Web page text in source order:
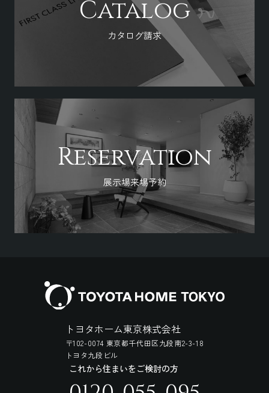
Catalog
カタログ請求
Reservation
展示場来場予約
トヨタホーム東京株式会社
〒102-0074 東京都千代田区九段南2-3-18
トヨタ九段ビル
これから住まいをご検討の方